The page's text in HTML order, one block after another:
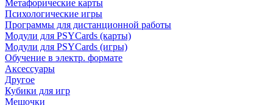
Метафорические карты
Психологические игры
Программы для дистанционной работы
Модули для PSYCards (карты)
Модули для PSYCards (игры)
Обучение в электр. формате
Аксессуары
Другое
Кубики для игр
Мешочки